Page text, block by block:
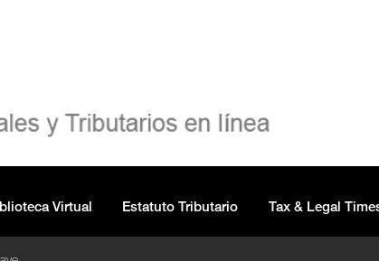
Virtual Estatuto Tributario Tax & Legal